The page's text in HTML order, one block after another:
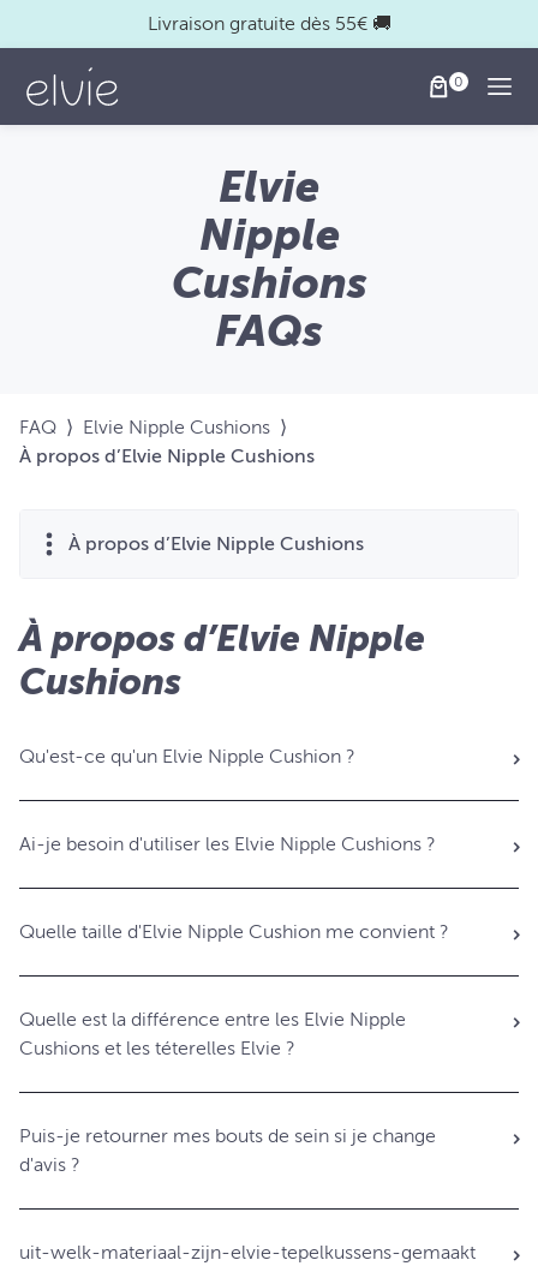
Livraison gratuite dès 55€ 🚚
Elvie
Nipple
Cushions
FAQs
FAQ ⟩ Elvie Nipple Cushions ⟩
À propos d’Elvie Nipple Cushions
À propos d’Elvie Nipple Cushions
À propos d’Elvie Nipple
Cushions
Qu'est-ce qu'un Elvie Nipple Cushion ?
Ai-je besoin d'utiliser les Elvie Nipple Cushions ?
Quelle taille d'Elvie Nipple Cushion me convient ?
Quelle est la différence entre les Elvie Nipple
Cushions et les téterelles Elvie ?
Puis-je retourner mes bouts de sein si je change
d'avis ?
uit-welk-materiaal-zijn-elvie-tepelkussens-gemaakt